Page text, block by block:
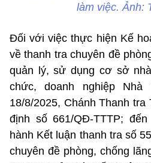
làm việc. Ảnh:
Đối với việc thực hiện Kế
về thanh tra chuyên đề
quản lý, sử dụng cơ sở
chức, doanh nghiệp
18/8/2025, Chánh Thanh tra
định số 661/QĐ-TTTP;
hành Kết luận thanh tra số
chuyên đề phòng, chống